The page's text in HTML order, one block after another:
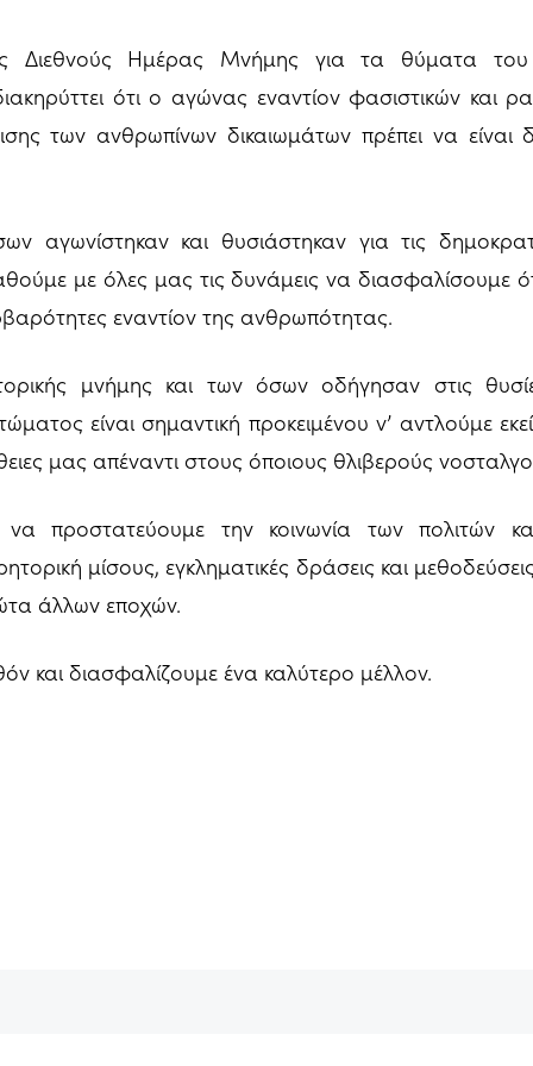
Διεθνούς Ημέρας Μνήμης για τα θύματα
ότι ο αγώνας εναντίον φασιστικών και
των ανθρωπίνων δικαιωμάτων πρέπει να είναι
αγωνίστηκαν και θυσιάστηκαν για τις
με όλες μας τις δυνάμεις να διασφαλίσουμε
εναντίον της ανθρωπότητας.
μνήμης και των όσων οδήγησαν στις
είναι σημαντική προκειμένου ν’ αντλούμε
μας απέναντι στους όποιους θλιβερούς
προστατεύουμε την κοινωνία των πολιτών
μίσους, εγκληματικές δράσεις και
άλλων εποχών.
και διασφαλίζουμε ένα καλύτερο μέλλον.